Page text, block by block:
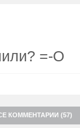
=-O
КОММЕНТАРИИ (57)